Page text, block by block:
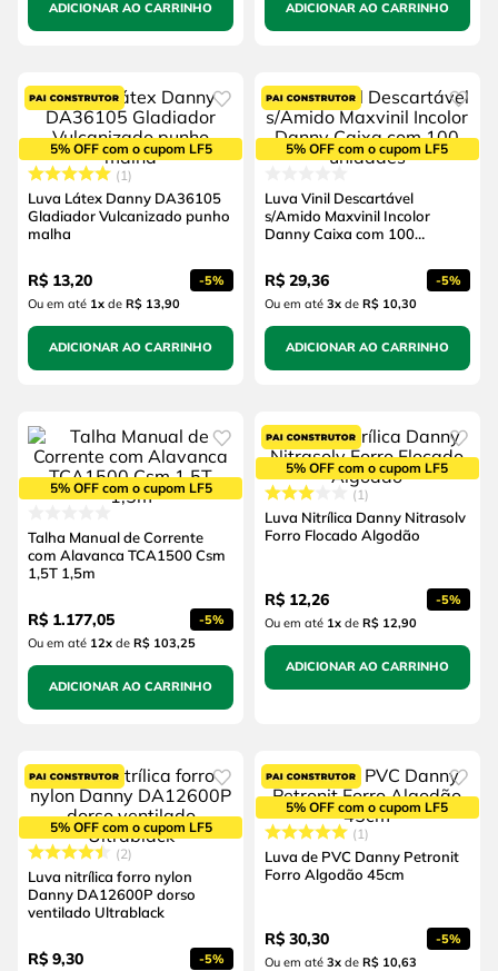
ADICIONAR AO CARRINHO ADICIONAR AO CARRINHO
5% OFF com o cupom LF5
1
Luva Látex Danny DA36105
Gladiador Vulcanizado punho
malha
R$ 13,20 -5%
Ou em até 1xde R$ 13,90
ADICIONAR AO CARRINHO
5% OFF com o cupom LF5
Luva Vinil Descartável
s/Amido Maxvinil Incolor
Danny Caixa com 100
R$ 29,36 -5%
Ou em até 3xde R$ 10,30
ADICIONAR AO CARRINHO
5% OFF com o cupom LF5
Talha Manual de Corrente
com Alavanca TCA1500 Csm
1,5T 1,5m
R$ 1.177,05 -5%
Ou em até 12xde R$ 103,25
ADICIONAR AO CARRINHO
5% OFF com o cupom LF5
1
Luva Nitrílica Danny Nitrasolv
Forro Flocado Algodão
R$ 12,26 -5%
Ou em até 1xde R$ 12,90
ADICIONAR AO CARRINHO
5% OFF com o cupom LF5
2
Luva nitrílica forro nylon
Danny DA12600P dorso
ventilado Ultrablack
R$ 9,30 -5%
5% OFF com o cupom LF5
1
Luva de PVC Danny Petronit
Forro Algodão 45cm
R$ 30,30 -5%
Ou em até 3xde R$ 10,63